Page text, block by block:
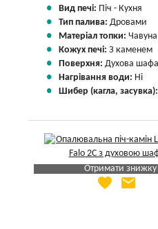
Вид печі: Піч - Кухня
Тип палива: Дровами
Матеріал топки: Чавуна
Кожух печі: З каменем
Поверхня: Духова
Нагрівання води: Ні
Шибер (кагла,
Отримати знижку
Яка Ваша ціна
favorite email